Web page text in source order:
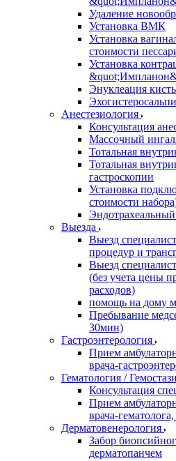
Удаление
Установка ВМК
Установка
стоимости
Установка
Энуклеация
Анестезиология
Консультация
Массочный
Тотальная
Тотальная
гастроскопии
Установка
стоимости
Выезда
Выезд
процедур и
Выезд
(без учета цены
расходов)
помощь на дому
Пребывание
30мин)
Гастроэнтерология
Прием
врача-
Гематология /
Консультация
Прием
врача-
Дерматовенерология
Забор
дерматопанчем